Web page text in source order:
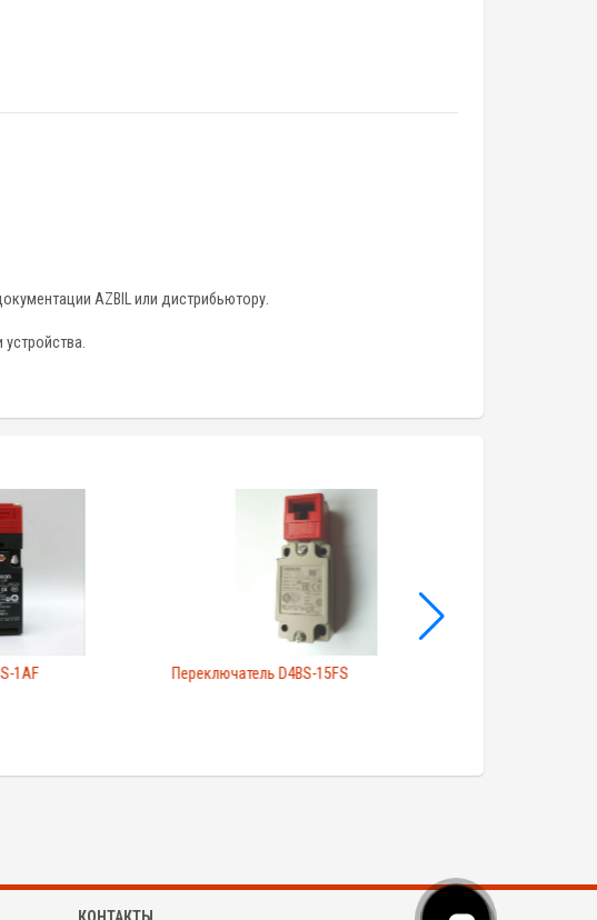
AZBIL или дистрибьютору.
1AF Переключатель D4BS-15FS